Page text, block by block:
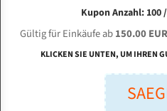
Flexback
Mindestbestellmenge: 25 m
Bi-Metall Meterware
Fleischerei Bandsägeblätter
Bandmesser Glatt Meterware
Kupon Anzahl: 100
Gültig für Einkäufe ab150.00 EUR
KLICKEN SIE UNTEN, UM IHREN